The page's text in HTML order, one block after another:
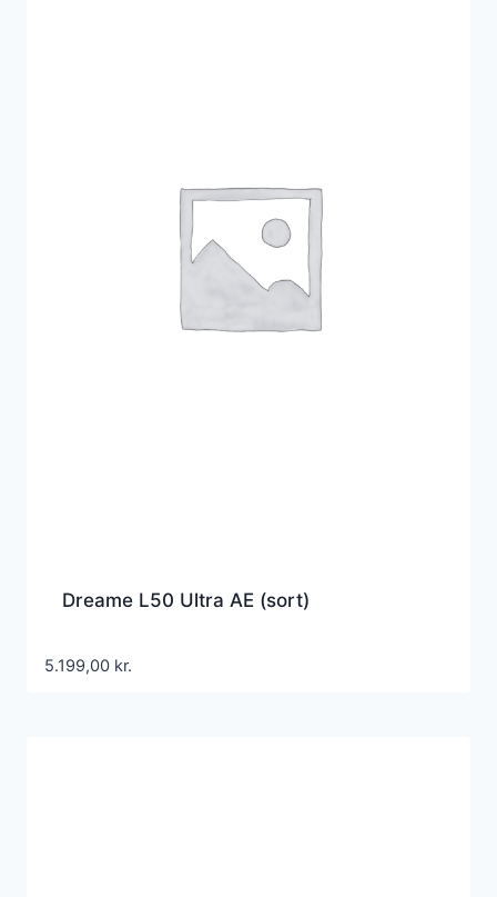
Dreame L50 Ultra AE (sort)
5.199,00 kr.